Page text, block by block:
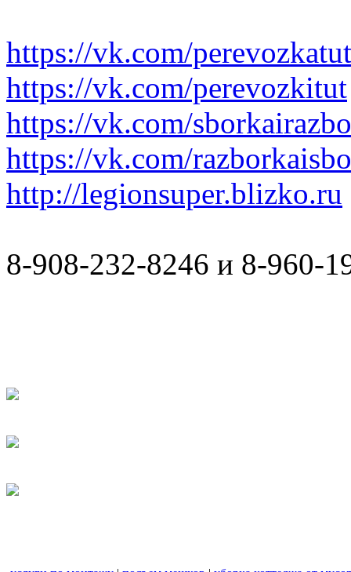
https://vk.com/perevozkatut
https://vk.com/perevozkitut
https://vk.com/
https://vk.com/
http://legionsuper.blizko.ru
8-908-232-8246 и 8-960-